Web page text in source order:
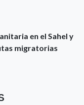
en el Sahel y
migratorias